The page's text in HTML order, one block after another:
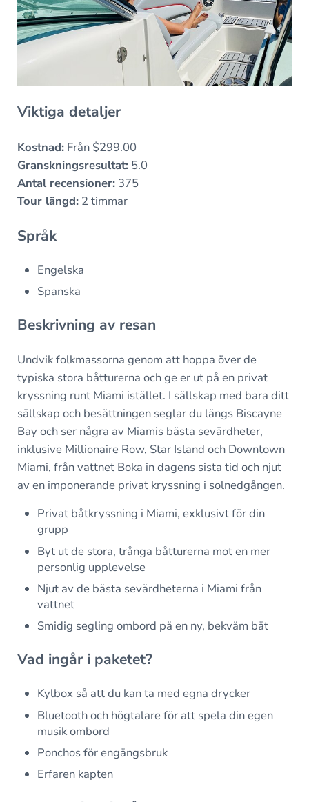
Viktiga detaljer
Kostnad:Från $299.00
Granskningsresultat:5.0
Antal recensioner:375
Tour längd:2 timmar
Språk
Engelska
Spanska
Beskrivning av resan
Undvik folkmassorna genom att hoppa över de
typiska stora båtturerna och ge er ut på en privat
kryssning runt Miami istället. I sällskap med bara ditt
sällskap och besättningen seglar du längs Biscayne
Bay och ser några av Miamis bästa sevärdheter,
inklusive Millionaire Row, Star Island och Downtown
Miami, från vattnet Boka in dagens sista tid och njut
av en imponerande privat kryssning i solnedgången.
Privat båtkryssning i Miami, exklusivt för din
grupp
Byt ut de stora, trånga båtturerna mot en mer
personlig upplevelse
Njut av de bästa sevärdheterna i Miami från
vattnet
Smidig segling ombord på en ny, bekväm båt
Vad ingår i paketet?
Kylbox så att du kan ta med egna drycker
Bluetooth och högtalare för att spela din egen
musik ombord
Ponchos för engångsbruk
Erfaren kapten